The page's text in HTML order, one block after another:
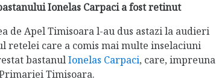
Ionelas Carpaci a fost retinut
de Apel Timisoara l-au dus astazi la audieri
retelei care a comis mai multe inselaciuni
bastanulIonelas Carpaci, care, impreuna
Timisoara.